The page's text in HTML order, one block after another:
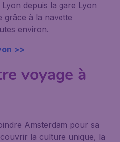
depuis la gare Lyon
grâce à la navette
environ.
>>
voyage à
Amsterdam pour sa
la culture unique, la